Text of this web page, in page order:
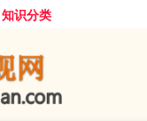
知识分类